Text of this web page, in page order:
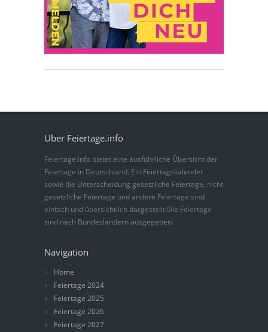
Über Feiertage.info
Feiertage.info bietet eine ausführliche Übersicht der
Feiertage in Deutschland. Ein Feiertagskalender
sowie die Unterscheidung gesetzliche Feiertage, nicht
gesetzliche Feiertage und andere Feiertage sind
einfach und übersichtlich dargestellt.Die Feiertage
sind nach Bundesländern ausgegeben.
Navigation
Home
Feiertage 2024
Feiertage 2025
Feiertage 2026
Feiertage 2027